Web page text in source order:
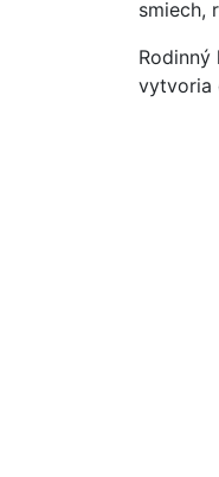
smiech,
vytvoria